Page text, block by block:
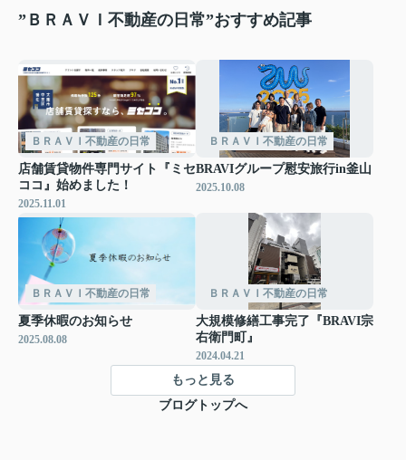
”ＢＲＡＶＩ不動産の日常”おすすめ記事
ＢＲＡＶＩ不動産の日常
店舗賃貸物件専門サイト『ミセ
ココ』始めました！
2025.11.01
ＢＲＡＶＩ不動産の日常
BRAVIグループ慰安旅行in釜山
2025.10.08
ＢＲＡＶＩ不動産の日常
夏季休暇のお知らせ
2025.08.08
ＢＲＡＶＩ不動産の日常
大規模修繕工事完了『BRAVI宗
右衛門町』
2024.04.21
もっと見る
ブログトップへ